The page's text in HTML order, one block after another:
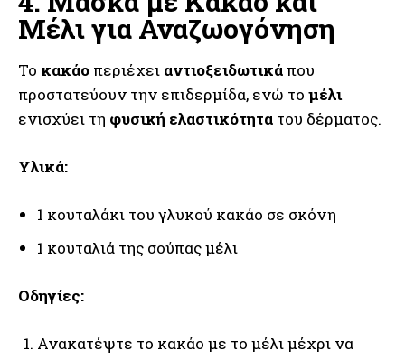
Μέλι για Αναζωογόνηση
Το κακάο περιέχει αντιοξειδωτικά που
προστατεύουν την επιδερμίδα, ενώ το μέλι
ενισχύει τη φυσική ελαστικότητα του δέρματος.
Υλικά:
1 κουταλάκι του γλυκού κακάο σε σκόνη
1 κουταλιά της σούπας μέλι
Οδηγίες:
Ανακατέψτε το κακάο με το μέλι μέχρι να